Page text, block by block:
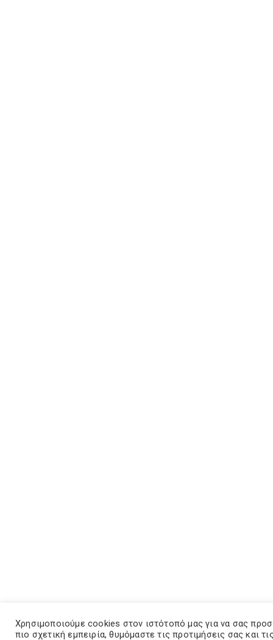
Χρησιμοποιούμε cookies στον ιστότοπό μας για να σας
πιο σχετική εμπειρία, θυμόμαστε τις προτιμήσεις σας και